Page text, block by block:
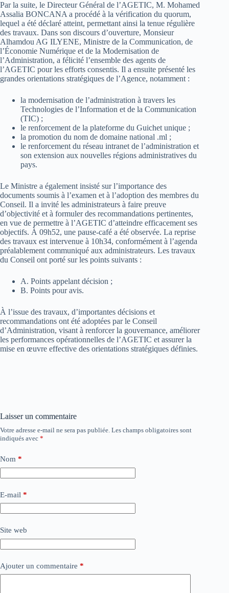
Par la suite, le Directeur Général de l’AGETIC, M. Mohamed
Assalia BONCANA a procédé à la vérification du quorum,
lequel a été déclaré atteint, permettant ainsi la tenue régulière
des travaux. Dans son discours d’ouverture, Monsieur
Alhamdou AG ILYENE, Ministre de la Communication, de
l’Économie Numérique et de la Modernisation de
l’Administration, a félicité l’ensemble des agents de
l’AGETIC pour les efforts consentis. Il a ensuite présenté les
grandes orientations stratégiques de l’Agence, notamment :
la modernisation de l’administration à travers les
Technologies de l’Information et de la Communication
(TIC) ;
le renforcement de la plateforme du Guichet unique ;
la promotion du nom de domaine national .ml ;
le renforcement du réseau intranet de l’administration et
son extension aux nouvelles régions administratives du
pays.
Le Ministre a également insisté sur l’importance des
documents soumis à l’examen et à l’adoption des membres du
Conseil. Il a invité les administrateurs à faire preuve
d’objectivité et à formuler des recommandations pertinentes,
en vue de permettre à l’AGETIC d’atteindre efficacement ses
objectifs. À 09h52, une pause-café a été observée. La reprise
des travaux est intervenue à 10h34, conformément à l’agenda
préalablement communiqué aux administrateurs. Les travaux
du Conseil ont porté sur les points suivants :
A. Points appelant décision ;
B. Points pour avis.
À l’issue des travaux, d’importantes décisions et
recommandations ont été adoptées par le Conseil
d’Administration, visant à renforcer la gouvernance, améliorer
les performances opérationnelles de l’AGETIC et assurer la
mise en œuvre effective des orientations stratégiques définies.
Laisser un commentaire
Votre adresse e-mail ne sera pas publiée. Les champs obligatoires sont
indiqués avec *
Nom *
E-mail *
Site web
Ajouter un commentaire *